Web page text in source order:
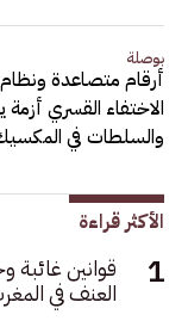
بوصلة
أرقام متصاعدة
الاختفاء القسري أزمة
والسلطات في
الأكثر قراءة
قوانين
العنف في